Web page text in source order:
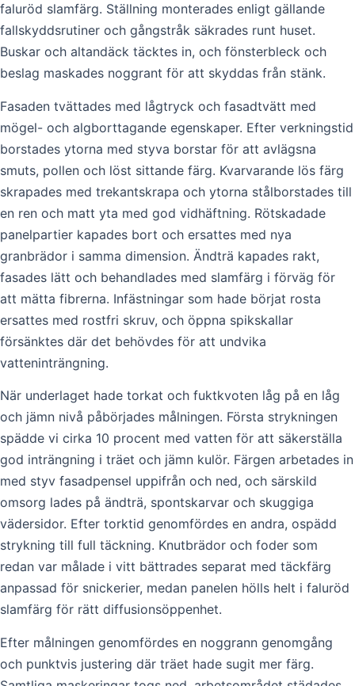
faluröd slamfärg. Ställning monterades enligt gällande
fallskyddsrutiner och gångstråk säkrades runt huset.
Buskar och altandäck täcktes in, och fönsterbleck och
beslag maskades noggrant för att skyddas från stänk.
Fasaden tvättades med lågtryck och fasadtvätt med
mögel- och algborttagande egenskaper. Efter verkningstid
borstades ytorna med styva borstar för att avlägsna
smuts, pollen och löst sittande färg. Kvarvarande lös färg
skrapades med trekantskrapa och ytorna stålborstades till
en ren och matt yta med god vidhäftning. Rötskadade
panelpartier kapades bort och ersattes med nya
granbrädor i samma dimension. Ändträ kapades rakt,
fasades lätt och behandlades med slamfärg i förväg för
att mätta fibrerna. Infästningar som hade börjat rosta
ersattes med rostfri skruv, och öppna spikskallar
försänktes där det behövdes för att undvika
vatteninträngning.
När underlaget hade torkat och fuktkvoten låg på en låg
och jämn nivå påbörjades målningen. Första strykningen
spädde vi cirka 10 procent med vatten för att säkerställa
god inträngning i träet och jämn kulör. Färgen arbetades in
med styv fasadpensel uppifrån och ned, och särskild
omsorg lades på ändträ, spontskarvar och skuggiga
vädersidor. Efter torktid genomfördes en andra, ospädd
strykning till full täckning. Knutbrädor och foder som
redan var målade i vitt bättrades separat med täckfärg
anpassad för snickerier, medan panelen hölls helt i faluröd
slamfärg för rätt diffusionsöppenhet.
Efter målningen genomfördes en noggrann genomgång
och punktvis justering där träet hade sugit mer färg.